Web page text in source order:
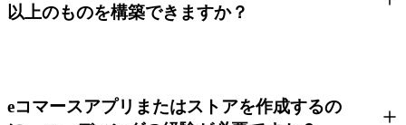
以上のものを構築できますか？
eコマースアプリまたはストアを作成するの